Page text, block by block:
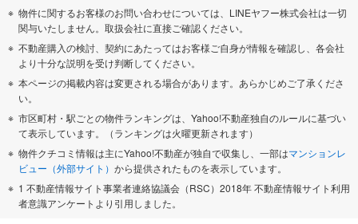
物件に関するお客様のお問い合わせについては、LINEヤフー株式会社は一切
関与いたしません。取扱会社に直接ご確認ください。
不動産購入の検討、契約にあたってはお客様ご自身が情報を確認し、各会社
より十分な説明を受け判断してください。
本ページの掲載内容は変更される場合があります。あらかじめご了承くださ
い。
市区町村・駅ごとの物件ランキングは、Yahoo!不動産独自のルールに基づい
て表示しています。（ランキングは火曜更新されます）
物件クチコミ情報は主にYahoo!不動産が独自で収集し、一部はマンションレ
ビュー（外部サイト） から提供されたものを表示しています。
1 不動産情報サイト事業者連絡協議会（RSC）2018年 不動産情報サイト利用
者意識アンケートより引用しました。